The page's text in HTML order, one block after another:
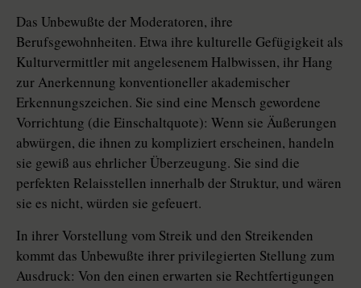
Das Unbewußte der Moderatoren, ihre
Berufsgewohnheiten. Etwa ihre kulturelle Gefügigkeit als
Kulturvermittler mit angelesenem Halbwissen, ihr Hang
zur Anerkennung konventioneller akademischer
Erkennungszeichen. Sie sind eine Mensch gewordene
Vorrichtung (die Einschaltquote): Wenn sie Äußerungen
abwürgen, die ihnen zu kompliziert erscheinen, handeln
sie gewiß aus ehrlicher Überzeugung. Sie sind die
perfekten Relaisstellen innerhalb der Struktur, und wären
sie es nicht, würden sie gefeuert.
In ihrer Vorstellung vom Streik und den Streikenden
kommt das Unbewußte ihrer privilegierten Stellung zum
Ausdruck: Von den einen erwarten sie Rechtfertigungen